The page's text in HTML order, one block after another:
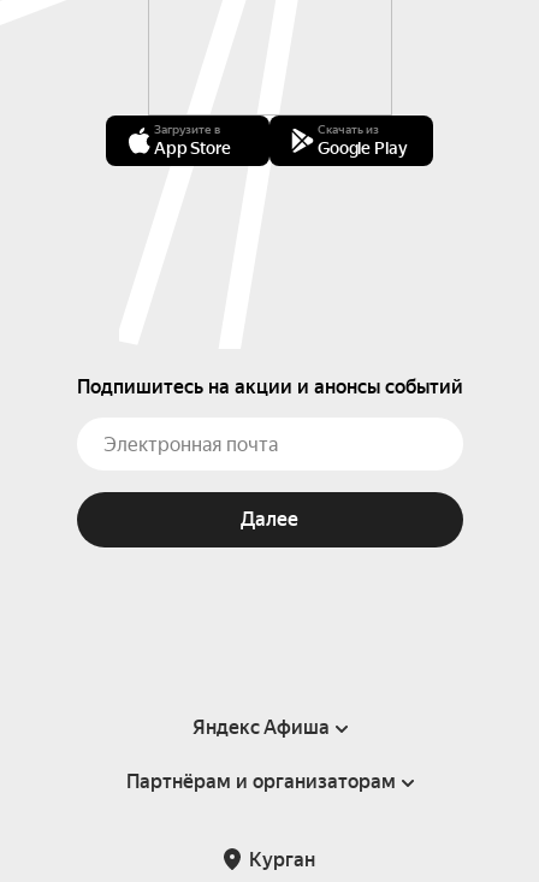
Загрузите в
App Store
Скачать из
Google Play
Подпишитесь на акции и анонсы событий
Далее
Яндекс Афиша
Справка
Подарочные сертификаты
Партнёрам и организаторам
Курган